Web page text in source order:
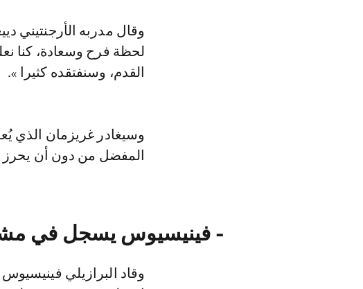
وقال مدربه الأرجنتيني
لحظة فرح وسعادة، كنا
القدم، وسنفتقده كثيرا ».
وسيغادر غريزمان الذي
المفضل من دون أن يحرز
- فينيسيوس يسجل في
وقاد البرازيلي